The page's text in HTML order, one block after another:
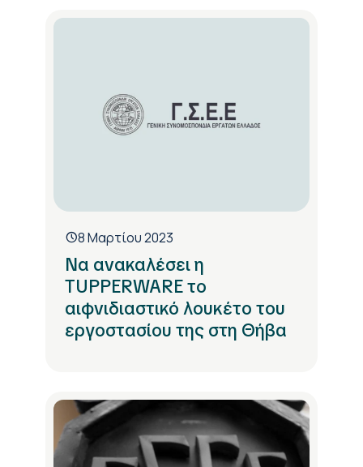
8 Μαρτίου 2023
Να ανακαλέσει η
TUPPERWARE το
αιφνιδιαστικό λουκέτο του
εργοστασίου της στη Θήβα